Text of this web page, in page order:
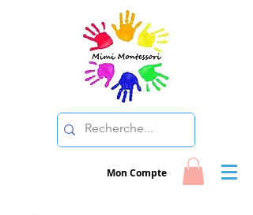
Mon Compte